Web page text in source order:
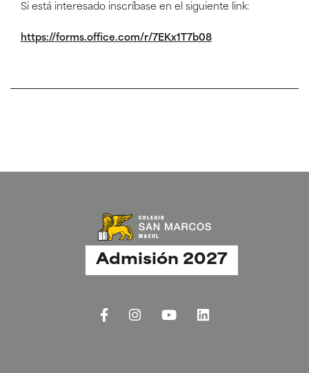
Si está interesado inscríbase en el siguiente link:
https://forms.office.com/r/7EKx1T7b08
Admisión 2027